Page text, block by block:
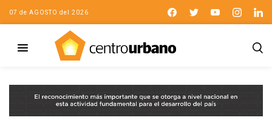
07 de AGOSTO del 2026